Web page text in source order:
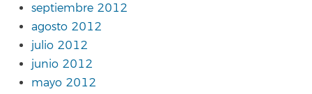
septiembre 2012
agosto 2012
julio 2012
junio 2012
mayo 2012